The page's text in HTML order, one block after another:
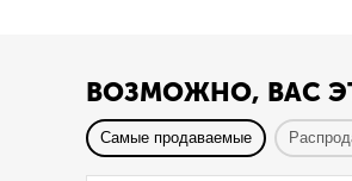
ВОЗМОЖНО, ВАС
Самые продаваемые